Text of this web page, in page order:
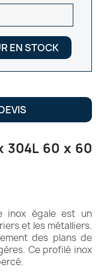
EN STOCK
304L 60 x 60
inox égale est un
et les métalliers.
des plans de
Ce profilé inox